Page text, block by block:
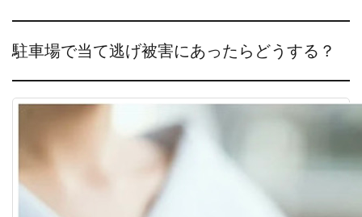
駐車場で当て逃げ被害にあったらどうする？